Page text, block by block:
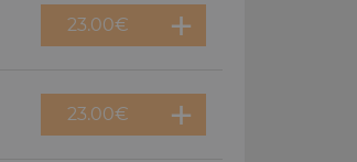
23.00€
23.00€